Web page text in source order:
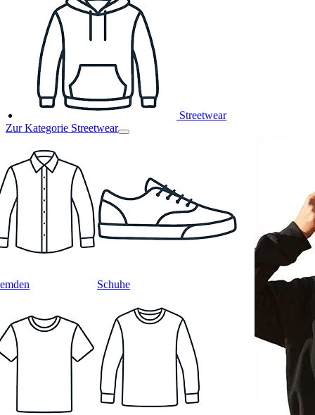
Streetwear
Zur Kategorie Streetwear
Schuhe